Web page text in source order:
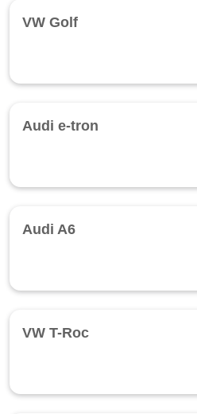
VW Golf
Audi e-tron
Audi A6
VW T-Roc